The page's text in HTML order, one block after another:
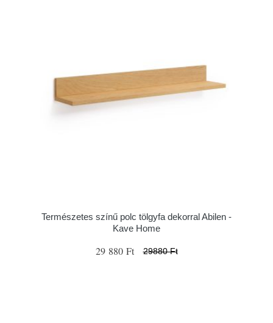
Természetes színű polc tölgyfa dekorral Abilen -
Kave Home
29 880 Ft 29880 Ft